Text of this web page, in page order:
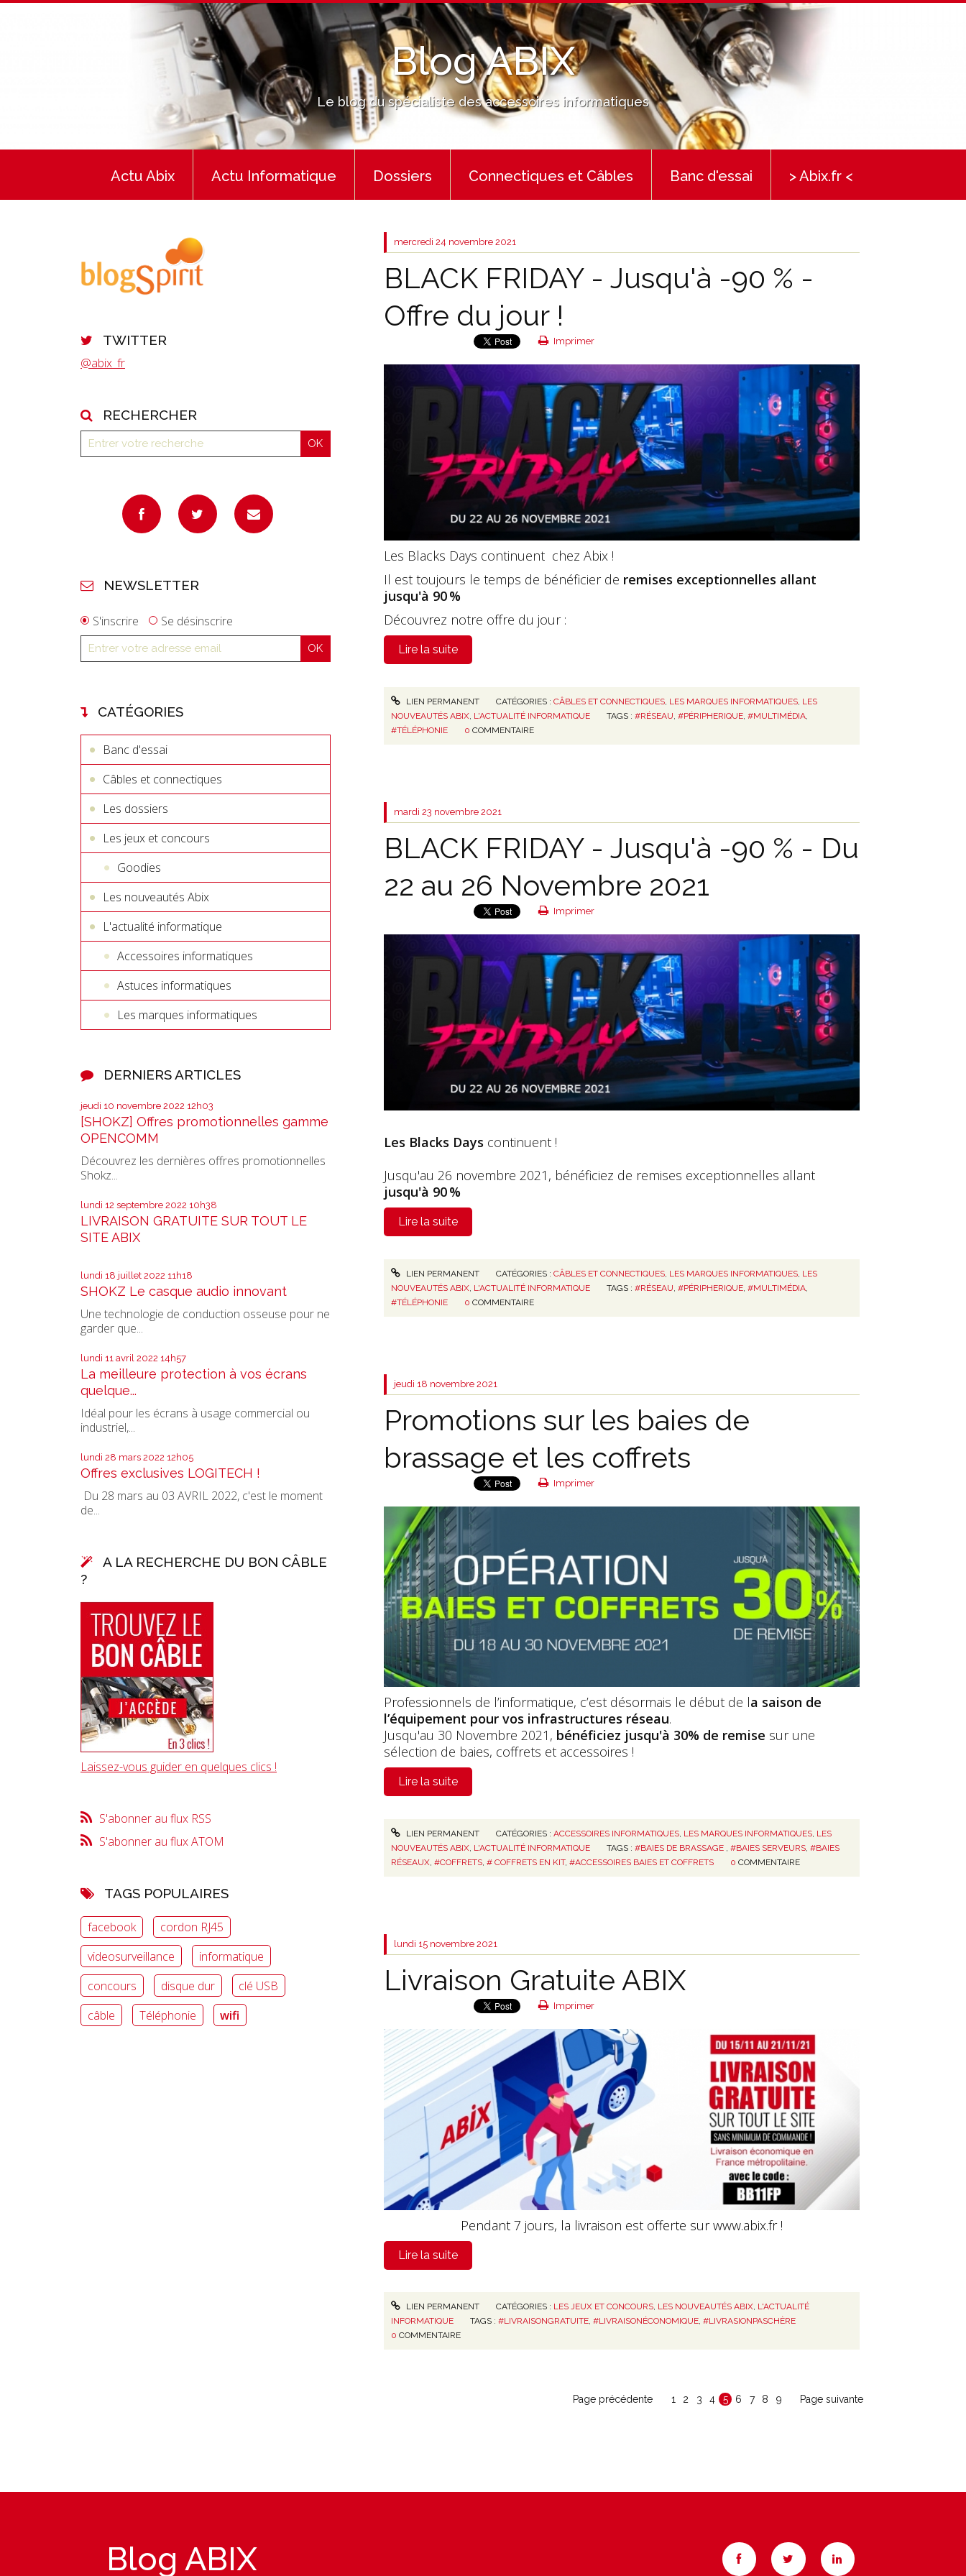
Blog ABIX
Le blog du spécialiste des accessoires informatiques
Actu Abix Actu Informatique Dossiers Connectiques et Câbles Banc d'essai > Abix.fr <
TWITTER
@abix_fr
RECHERCHER
NEWSLETTER
S'inscrire Se désinscrire
CATÉGORIES
Banc d'essai
Câbles et connectiques
Les dossiers
Les jeux et concours
Goodies
Les nouveautés Abix
L'actualité informatique
Accessoires informatiques
Astuces informatiques
Les marques informatiques
DERNIERS ARTICLES
jeudi 10 novembre 2022 12h03
[SHOKZ] Offres promotionnelles gamme
OPENCOMM
Découvrez les dernières offres promotionnelles
Shokz...
lundi 12 septembre 2022 10h38
LIVRAISON GRATUITE SUR TOUT LE
SITE ABIX
lundi 18 juillet 2022 11h18
SHOKZ Le casque audio innovant
Une technologie de conduction osseuse pour ne
garder que...
lundi 11 avril 2022 14h57
La meilleure protection à vos écrans
quelque...
Idéal pour les écrans à usage commercial ou
industriel,...
lundi 28 mars 2022 12h05
Offres exclusives LOGITECH !
Du 28 mars au 03 AVRIL 2022, c'est le moment
de...
A LA RECHERCHE DU BON CÂBLE
?
Laissez-vous guider en quelques clics !
S'abonner au flux RSS
S'abonner au flux ATOM
TAGS POPULAIRES
facebook
cordon RJ45
videosurveillance
informatique
concours
disque dur
clé USB
câble
Téléphonie wifi
mercredi 24 novembre 2021
BLACK FRIDAY - Jusqu'à -90 % -
Offre du jour !
Imprimer
Les Blacks Days continuent chez Abix !
Il est toujours le temps de bénéficier de remises exceptionnelles allant
jusqu'à 90 %
Découvrez notre offre du jour :
Lire la suite
LIEN PERMANENT CATÉGORIES : CÂBLES ET CONNECTIQUES, LES MARQUES INFORMATIQUES, LES
NOUVEAUTÉS ABIX, L'ACTUALITÉ INFORMATIQUE TAGS :#RÉSEAU,#PÉRIPHERIQUE,#MULTIMÉDIA,
#TÉLÉPHONIE
0 COMMENTAIRE
mardi 23 novembre 2021
BLACK FRIDAY - Jusqu'à -90 % - Du
22 au 26 Novembre 2021
Imprimer
Les Blacks Days continuent !
Jusqu'au 26 novembre 2021, bénéficiez de remises exceptionnelles allant
jusqu'à 90 %
Lire la suite
LIEN PERMANENT CATÉGORIES : CÂBLES ET CONNECTIQUES, LES MARQUES INFORMATIQUES, LES
NOUVEAUTÉS ABIX L'ACTUALITÉ INFORMATIQUE TAGS :#RÉSEAU ,#PÉRIPHERIQUE ,#MULTIMÉDIA
#TÉLÉPHONIE
0 COMMENTAIRE
jeudi 18 novembre 2021
Promotions sur les baies de
brassage et les coffrets
Imprimer
Professionnels de l’informatique, c’est désormais le début de la saison de
l’équipement pour vos infrastructures réseau.
Jusqu'au 30 Novembre 2021, bénéficiez jusqu'à 30% de remise sur une
sélection de baies, coffrets et accessoires !
Lire la suite
LIEN PERMANENT CATÉGORIES : ACCESSOIRES INFORMATIQUES, LES MARQUES INFORMATIQUES, LES
NOUVEAUTÉS ABIX L'ACTUALITÉ INFORMATIQUE TAGS :#BAIES DE BRASSAGE ,#BAIES SERVEURS ,#BAIES
RÉSEAUX ,#COFFRETS ,# COFFRETS EN KIT,#ACCESSOIRES BAIES ET COFFRETS 0 COMMENTAIRE
lundi 15 novembre 2021
Livraison Gratuite ABIX
Imprimer
Pendant 7 jours, la livraison est offerte sur www.abix.fr !
Lire la suite
LIEN PERMANENT CATÉGORIES : LES JEUX ET CONCOURS, LES NOUVEAUTÉS ABIX, L'ACTUALITÉ
INFORMATIQUE
TAGS :#LIVRAISONGRATUITE,#LIVRAISONÉCONOMIQUE,#LIVRASIONPASCHÈRE
0 COMMENTAIRE
Page précédente 1 2 3 4 5 6 7 8 9 Page suivante
Blog ABIX